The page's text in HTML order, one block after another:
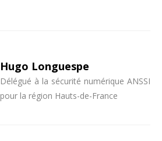
Hugo Longuespe
Délégué à la sécurité numérique ANSSI
pour la région Hauts-de-France